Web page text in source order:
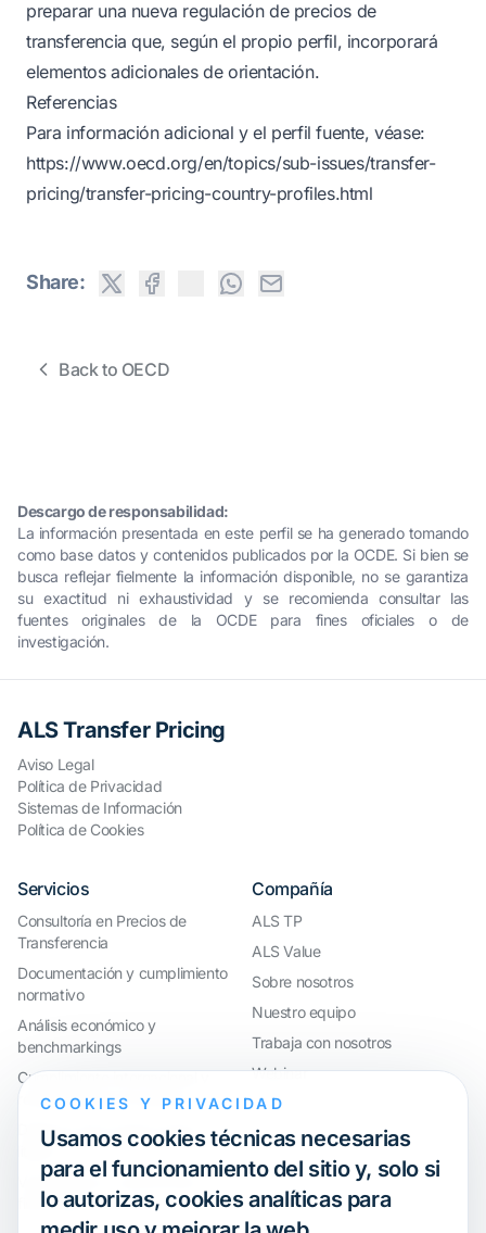
preparar una nueva regulación de precios de
transferencia que, según el propio perfil, incorporará
elementos adicionales de orientación.
Referencias
Para información adicional y el perfil fuente, véase:
https://www.oecd.org/en/topics/sub-issues/transfer-
pricing/transfer-pricing-country-profiles.html
Share:
Back to OECD
Descargo de responsabilidad:
La información presentada en este perfil se ha generado tomando
como base datos y contenidos publicados por la OCDE. Si bien se
busca reflejar fielmente la información disponible, no se garantiza
su exactitud ni exhaustividad y se recomienda consultar las
fuentes originales de la OCDE para fines oficiales o de
investigación.
ALS Transfer Pricing
Aviso Legal
Política de Privacidad
Sistemas de Información
Política de Cookies
Servicios
Consultoría en Precios de
Transferencia
Documentación y cumplimiento
normativo
Análisis económico y
benchmarkings
Cumplimiento internacional y
reorganización de grupos
Defensa ante inspecciones y
litigios
Valoraciones y operaciones
financieras
Compañía
ALS TP
ALS Value
Sobre nosotros
Nuestro equipo
Trabaja con nosotros
Webinar
COOKIES Y PRIVACIDAD
Usamos cookies técnicas necesarias
para el funcionamiento del sitio y, solo si
lo autorizas, cookies analíticas para